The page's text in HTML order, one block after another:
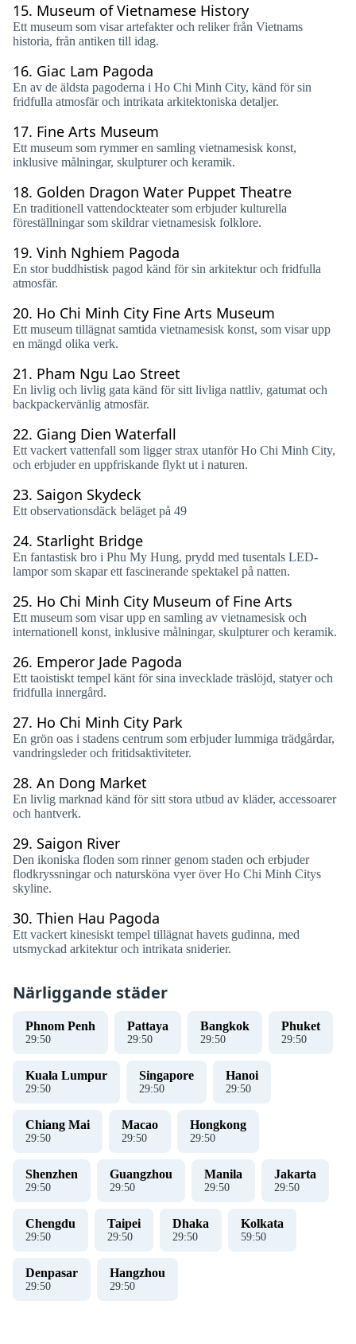
15. Museum of Vietnamese History
Ett museum som visar artefakter och reliker från Vietnams
historia, från antiken till idag.
16. Giac Lam Pagoda
En av de äldsta pagoderna i Ho Chi Minh City, känd för sin
fridfulla atmosfär och intrikata arkitektoniska detaljer.
17. Fine Arts Museum
Ett museum som rymmer en samling vietnamesisk konst,
inklusive målningar, skulpturer och keramik.
18. Golden Dragon Water Puppet Theatre
En traditionell vattendockteater som erbjuder kulturella
föreställningar som skildrar vietnamesisk folklore.
19. Vinh Nghiem Pagoda
En stor buddhistisk pagod känd för sin arkitektur och fridfulla
atmosfär.
20. Ho Chi Minh City Fine Arts Museum
Ett museum tillägnat samtida vietnamesisk konst, som visar upp
en mängd olika verk.
21. Pham Ngu Lao Street
En livlig och livlig gata känd för sitt livliga nattliv, gatumat och
backpackervänlig atmosfär.
22. Giang Dien Waterfall
Ett vackert vattenfall som ligger strax utanför Ho Chi Minh City,
och erbjuder en uppfriskande flykt ut i naturen.
23. Saigon Skydeck
Ett observationsdäck beläget på 49
24. Starlight Bridge
En fantastisk bro i Phu My Hung, prydd med tusentals LED-
lampor som skapar ett fascinerande spektakel på natten.
25. Ho Chi Minh City Museum of Fine Arts
Ett museum som visar upp en samling av vietnamesisk och
internationell konst, inklusive målningar, skulpturer och keramik.
26. Emperor Jade Pagoda
Ett taoistiskt tempel känt för sina invecklade träslöjd, statyer och
fridfulla innergård.
27. Ho Chi Minh City Park
En grön oas i stadens centrum som erbjuder lummiga trädgårdar,
vandringsleder och fritidsaktiviteter.
28. An Dong Market
En livlig marknad känd för sitt stora utbud av kläder, accessoarer
och hantverk.
29. Saigon River
Den ikoniska floden som rinner genom staden och erbjuder
flodkryssningar och natursköna vyer över Ho Chi Minh Citys
skyline.
30. Thien Hau Pagoda
Ett vackert kinesiskt tempel tillägnat havets gudinna, med
utsmyckad arkitektur och intrikata sniderier.
Närliggande städer
Phnom Penh
29:51
Pattaya
29:51
Bangkok
29:51
Phuket
29:51
Kuala Lumpur
29:51
Singapore
29:51
Hanoi
29:51
Chiang Mai
29:51
Macao
29:51
Hongkong
29:51
Shenzhen
29:51
Guangzhou
29:51
Manila
29:51
Jakarta
29:51
Chengdu
29:51
Taipei
29:51
Dhaka
29:51
Kolkata
59:51
Denpasar
29:51
Hangzhou
29:51